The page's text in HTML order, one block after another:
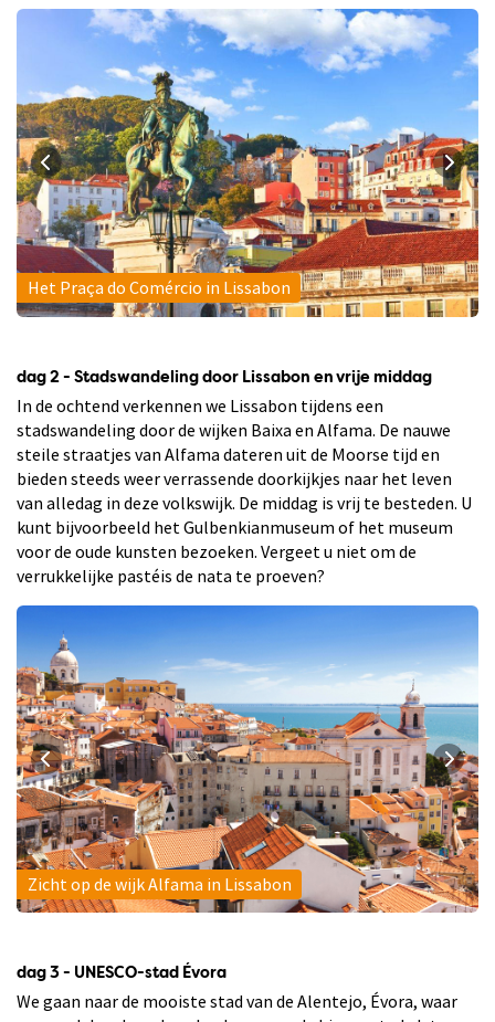
Het Praça do Comércio in Lissabon
dag 2 - Stadswandeling door Lissabon en vrije middag
In de ochtend verkennen we Lissabon tijdens een
stadswandeling door de wijken Baixa en Alfama. De nauwe
steile straatjes van Alfama dateren uit de Moorse tijd en
bieden steeds weer verrassende doorkijkjes naar het leven
van alledag in deze volkswijk. De middag is vrij te besteden. U
kunt bijvoorbeeld het Gulbenkianmuseum of het museum
voor de oude kunsten bezoeken. Vergeet u niet om de
verrukkelijke pastéis de nata te proeven?
Zicht op de wijk Alfama in Lissabon
dag 3 - UNESCO-stad Évora
We gaan naar de mooiste stad van de Alentejo, Évora, waar